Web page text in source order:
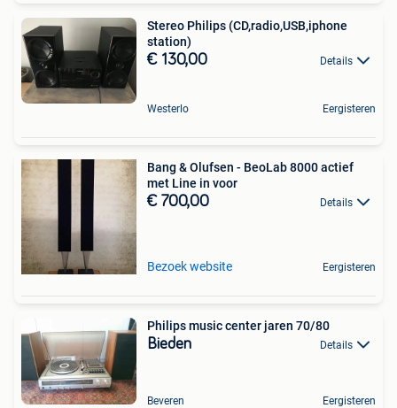
Stereo Philips (CD,radio,USB,iphone
station)
€ 130,00 Details
Westerlo Eergisteren
Bang & Olufsen - BeoLab 8000 actief
met Line in voor
€ 700,00 Details
Bezoek website Eergisteren
Philips music center jaren 70/80
Bieden Details
Beveren Eergisteren